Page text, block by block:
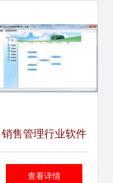
销售管理行业软件
非凡软件站的卓越
查看详情